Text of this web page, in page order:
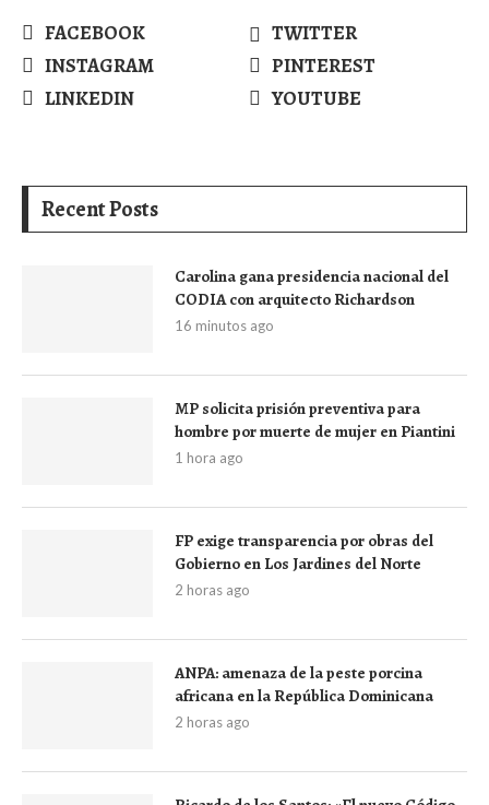
FACEBOOK
TWITTER
INSTAGRAM
PINTEREST
LINKEDIN
YOUTUBE
Recent Posts
Carolina gana presidencia nacional del
CODIA con arquitecto Richardson
16 minutos ago
MP solicita prisión preventiva para
hombre por muerte de mujer en Piantini
1 hora ago
FP exige transparencia por obras del
Gobierno en Los Jardines del Norte
2 horas ago
ANPA: amenaza de la peste porcina
africana en la República Dominicana
2 horas ago